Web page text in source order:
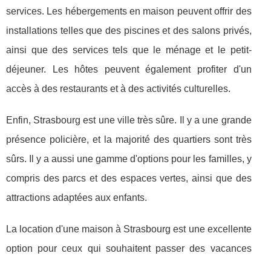
services. Les hébergements en maison peuvent offrir des
installations telles que des piscines et des salons privés,
ainsi que des services tels que le ménage et le petit-
déjeuner. Les hôtes peuvent également profiter d'un
accès à des restaurants et à des activités culturelles.
Enfin, Strasbourg est une ville très sûre. Il y a une grande
présence policière, et la majorité des quartiers sont très
sûrs. Il y a aussi une gamme d'options pour les familles, y
compris des parcs et des espaces vertes, ainsi que des
attractions adaptées aux enfants.
La location d'une maison à Strasbourg est une excellente
option pour ceux qui souhaitent passer des vacances